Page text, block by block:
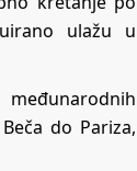
ulažu u
do Pariza,